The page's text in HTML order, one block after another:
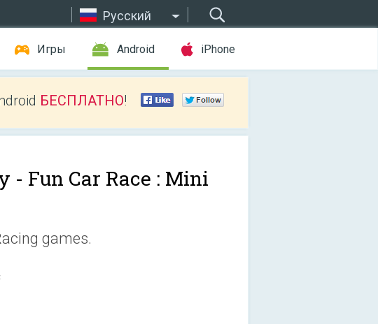
Русский
Игры Android iPhone
БЕСПЛАТНО!
- Fun Car Race : Mini
games.